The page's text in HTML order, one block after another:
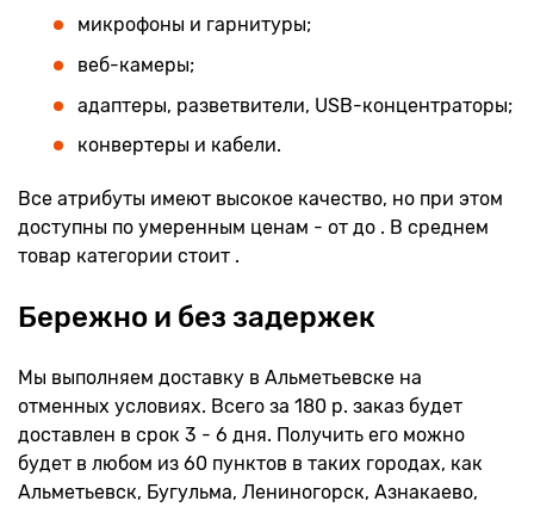
микрофоны и гарнитуры;
веб-камеры;
адаптеры, разветвители, USB-концентраторы;
конвертеры и кабели.
Все атрибуты имеют высокое качество, но при этом
доступны по умеренным ценам - от до . В среднем
товар категории стоит .
Бережно и без задержек
Мы выполняем доставку в Альметьевске на
отменных условиях. Всего за 180 р. заказ будет
доставлен в срок 3 - 6 дня. Получить его можно
будет в любом из 60 пунктов в таких городах, как
Альметьевск, Бугульма, Лениногорск, Азнакаево,